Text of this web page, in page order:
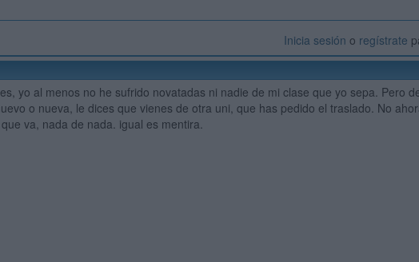
Inicia sesión o regístrate
yo al menos no he sufrido novatadas ni nadie de mi clase que yo sepa. Pero
o nueva, le dices que vienes de otra uni, que has pedido el traslado. No
va, nada de nada. igual es mentira.